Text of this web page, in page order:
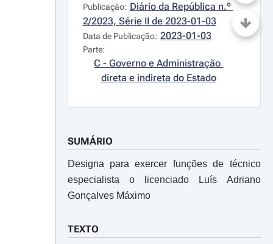
Publicação: Diário da República n.º
2/2023, Série II de 2023-01-03
Data de Publicação: 2023-01-03
Parte:
C - Governo e Administração
direta e indireta do Estado
SUMÁRIO
Designa para exercer funções de técnico
especialista o licenciado Luís Adriano
Gonçalves Máximo
TEXTO